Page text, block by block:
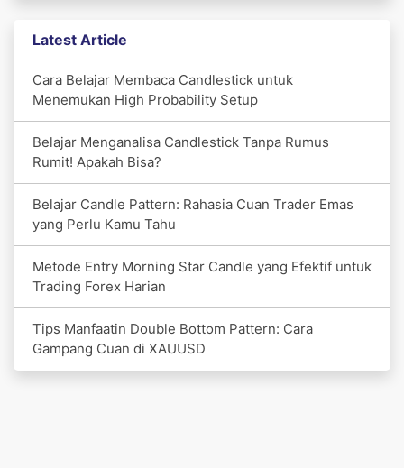
Latest Article
Cara Belajar Membaca Candlestick untuk
Menemukan High Probability Setup
Belajar Menganalisa Candlestick Tanpa Rumus
Rumit! Apakah Bisa?
Belajar Candle Pattern: Rahasia Cuan Trader Emas
yang Perlu Kamu Tahu
Metode Entry Morning Star Candle yang Efektif untuk
Trading Forex Harian
Tips Manfaatin Double Bottom Pattern: Cara
Gampang Cuan di XAUUSD